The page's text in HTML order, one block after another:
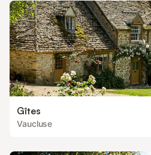
Gîtes
Vaucluse